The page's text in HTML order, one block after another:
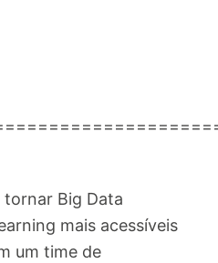
tornar Big Data
mais acessíveis
um time de